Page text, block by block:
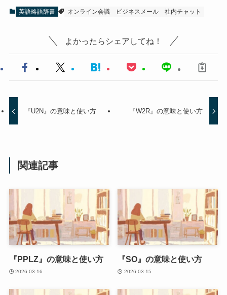
英語略語辞書 オンライン会議 ビジネスメール 社内チャット
よかったらシェアしてね！
『U2N』の意味と使い方 『W2R』の意味と使い方
関連記事
『PPLZ』の意味と使い方
2026-03-16
『SO』の意味と使い方
2026-03-15